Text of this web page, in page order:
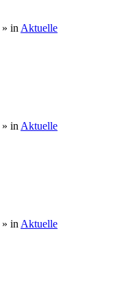
» in Aktuelle
» in Aktuelle
» in Aktuelle